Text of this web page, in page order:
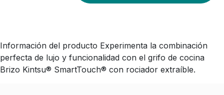
Información del producto Experimenta la combinación
perfecta de lujo y funcionalidad con el grifo de cocina
Brizo Kintsu® SmartTouch® con rociador extraíble.